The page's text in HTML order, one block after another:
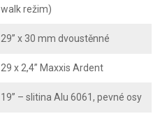
walk režim)
29” x 30 mm dvoustěnné
29 x 2,4” Maxxis Ardent
19” – slitina Alu 6061, pevné osy